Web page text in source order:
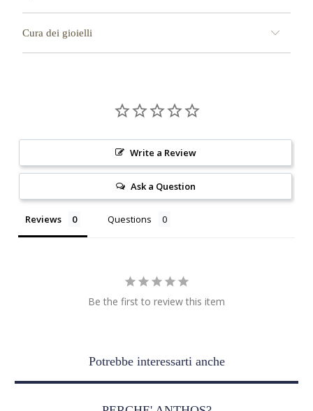
Cura dei gioielli
Write a Review
Ask a Question
Reviews Questions
Be the first to review this item
Potrebbe interessarti anche